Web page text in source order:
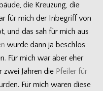
die Kreu­zung, die
für mich der Inbe­griff von
und das sah für mich aus
wurde dann ja beschlos­
Für mich war aber eher
zwei Jah­ren die Pfei­ler für
Für mich waren diese